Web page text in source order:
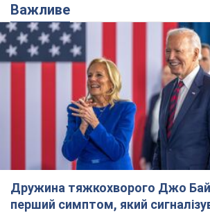
Важливе
Дружина тяжкохворого Джо
перший симптом, який